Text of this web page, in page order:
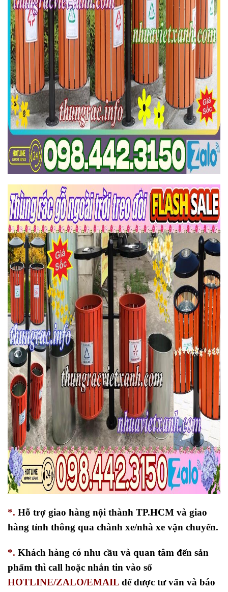
*. Hỗ trợ giao hàng nội thành TP.HCM và giao
hàng tỉnh thông qua chành xe/nhà xe vận chuyển.
*. Khách hàng có nhu cầu và quan tâm đến sản
phẩm thì call hoặc nhắn tin vào số
HOTLINE/ZALO/EMAIL để được tư vấn và báo